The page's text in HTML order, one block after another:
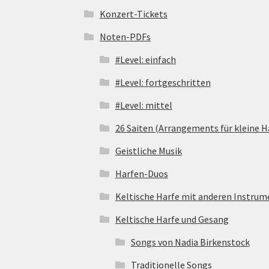
Konzert-Tickets
Noten-PDFs
#Level: einfach
#Level: fortgeschritten
#Level: mittel
26 Saiten (Arrangements für kleine
Geistliche Musik
Harfen-Duos
Keltische Harfe mit anderen
Keltische Harfe und Gesang
Songs von Nadia Birkenstock
Traditionelle Songs